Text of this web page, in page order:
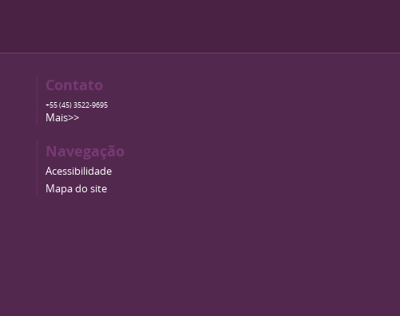
Contato
+55 (45) 3522-9695
Mais>>
Navegação
Acessibilidade
Mapa do site